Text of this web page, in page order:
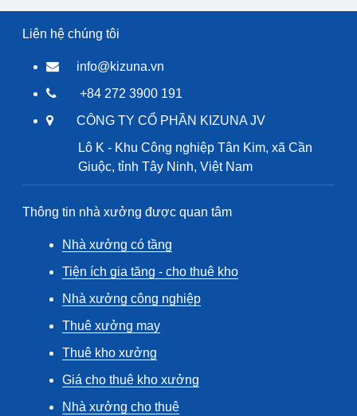
Liên hệ chúng tôi
info@kizuna.vn
+84 272 3900 191
CÔNG TY CỔ PHẦN KIZUNA JV
Lô K - Khu Công nghiệp Tân Kim, xã Cần
Giuộc, tỉnh Tây Ninh, Việt Nam
Thông tin nhà xưởng được quan tâm
Nhà xưởng có tầng
Tiện ích gia tăng - cho thuê kho
Nhà xưởng công nghiệp
Thuê xưởng may
Thuê kho xưởng
Giá cho thuê kho xưởng
Nhà xưởng cho thuê